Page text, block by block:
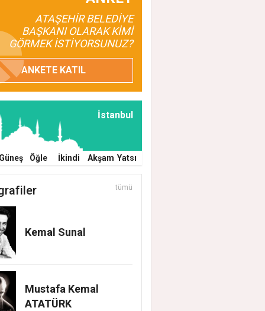
Bakanlığı'ndan tapu ve gayrimenkul
atlayan satış yapamayacak
ATAŞEHİR BELEDİYE
BAŞKANI OLARAK KİMİ
GÖRMEK İSTİYORSUNUZ?
ANKETE KATIL
İstanbul
Güneş Öğle İkindi Akşam Yatsı
tümü
Kemal Sunal
Mustafa Kemal
ATATÜRK